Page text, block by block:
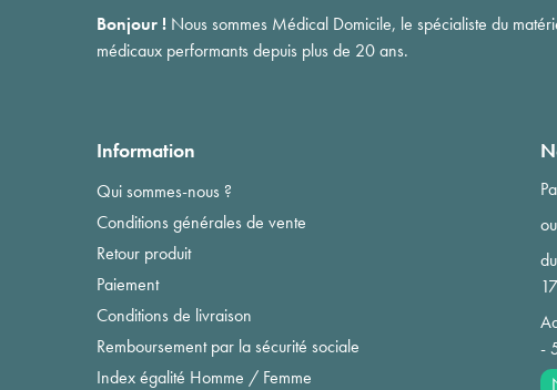
Bonjour ! Nous sommes Médical Domicile, le spécialiste du
médicaux performants depuis plus de 20 ans.
Information
Qui sommes-nous ?
Conditions générales de vente
Retour produit
Paiement
Conditions de livraison
Remboursement par la sécurité sociale
Index égalité Homme / Femme
-